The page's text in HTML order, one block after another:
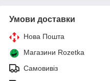
Умови доставки
Нова Пошта
Магазини Rozetka
Самовивіз